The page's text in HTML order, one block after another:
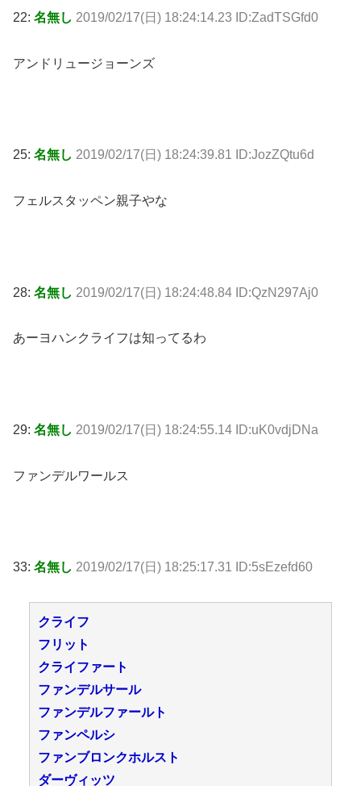
22: 名無し 2019/02/17(日) 18:24:14.23 ID:ZadTSGfd0
アンドリュージョーンズ
25: 名無し 2019/02/17(日) 18:24:39.81 ID:JozZQtu6d
フェルスタッペン親子やな
28: 名無し 2019/02/17(日) 18:24:48.84 ID:QzN297Aj0
あーヨハンクライフは知ってるわ
29: 名無し 2019/02/17(日) 18:24:55.14 ID:uK0vdjDNa
ファンデルワールス
33: 名無し 2019/02/17(日) 18:25:17.31 ID:5sEzefd60
クライフ
フリット
クライファート
ファンデルサール
ファンデルファールト
ファンペルシ
ファンブロンクホルスト
ダーヴィッツ